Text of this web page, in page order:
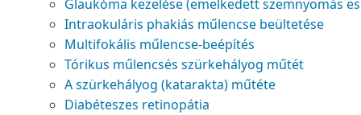
Glaukóma kezelése (emelkedett szemnyomás
Intraokuláris phakiás műlencse beültetése
Multifokális műlencse-beépítés
Tórikus műlencsés szürkehályog műtét
A szürkehályog (katarakta) műtéte
Diabéteszes retinopátia